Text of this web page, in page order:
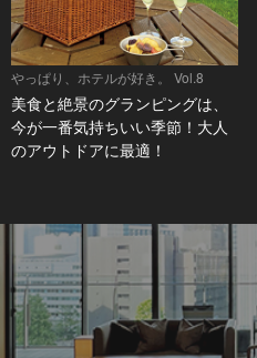
やっぱり、ホテルが好き。 Vol.8
美食と絶景のグランピングは、
今が一番気持ちいい季節！大人
のアウトドアに最適！